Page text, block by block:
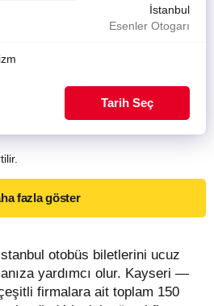
İstanbul
Esenler Otogarı
Tarih Seç
fazla göster
otobüs biletlerini ucuz
yardımcı olur. Kayseri —
firmalara ait toplam 150